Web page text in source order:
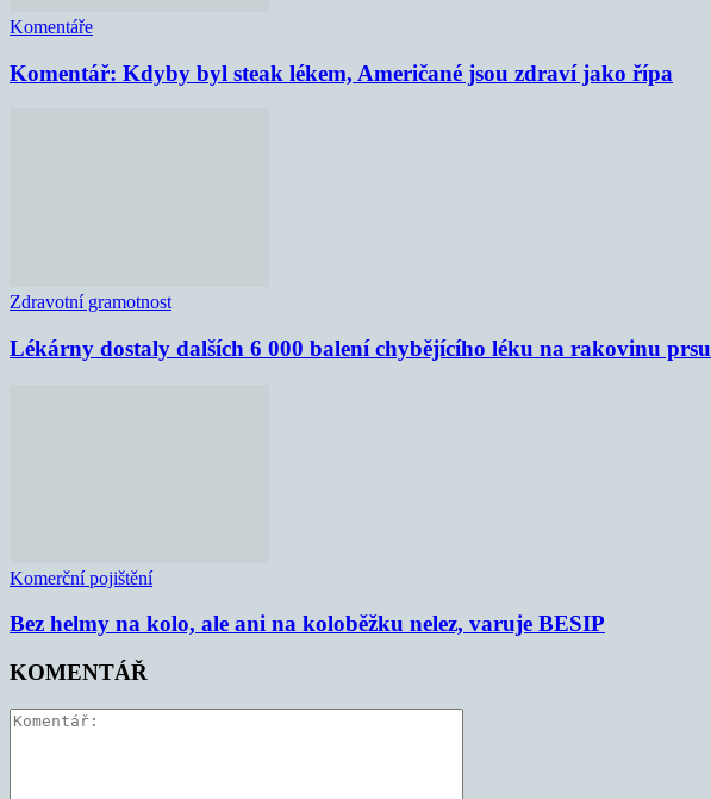
Komentáře
Komentář: Kdyby byl steak lékem, Američané jsou zdraví jako řípa
Zdravotní gramotnost
Lékárny dostaly dalších 6 000 balení chybějícího léku na rakovinu prsu
Komerční pojištění
Bez helmy na kolo, ale ani na koloběžku nelez, varuje BESIP
KOMENTÁŘ